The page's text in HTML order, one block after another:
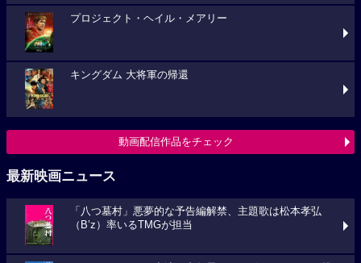
プロジェクト・ヘイル・メアリー
キングダム 大将軍の帰還
動画配信作品をチェック
最新映画ニュース
「八つ墓村」悪夢的な予告編解禁、主題歌は松本孝弘
（B’z）率いるTMGが担当